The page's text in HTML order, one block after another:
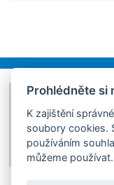
OBCHODNÍ PODMÍNKY
GDPR
KONTAKT
Prohlédněte si
K zajištění
soubory cookies.
používáním
můžeme používat.